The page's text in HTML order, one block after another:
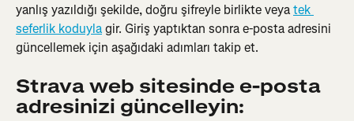
yanlış yazıldığı şekilde, doğru şifreyle birlikte veya tek
seferlik koduyla gir. Giriş yaptıktan sonra e-posta adresini
güncellemek için aşağıdaki adımları takip et.
Strava web sitesinde e-posta
adresinizi güncelleyin: